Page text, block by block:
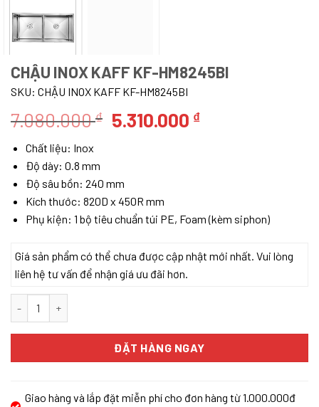
CHẬU INOX KAFF KF-HM8245BI
SKU: CHẬU INOX KAFF KF-HM8245BI
7.080.000₫ Giá
7.080.000 ₫.
5.310.000 ₫Giá
Chất liệu: Inox
Độ dày: 0.8 mm
Độ sâu bồn: 240 mm
Kích thước: 820D x 450R mm
Phụ kiện: 1 bộ tiêu chuẩn túi PE, Foam (kèm siphon)
Giá sản phẩm có thể chưa được cập nhật mới nhất. Vui lòng
liên hệ tư vấn để nhận giá ưu đãi hơn.
ĐẶT HÀNG NGAY
Giao hàng và lắp đặt miễn phí cho đơn hàng từ 1.000.000đ